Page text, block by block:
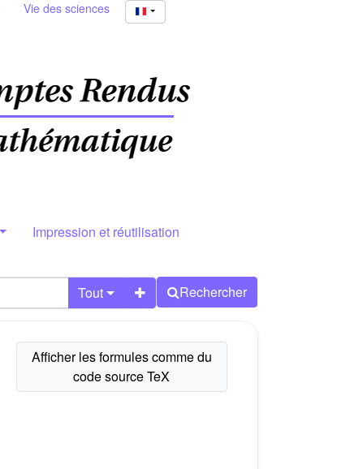
Vie des sciences
Impression et réutilisation
Tout Rechercher